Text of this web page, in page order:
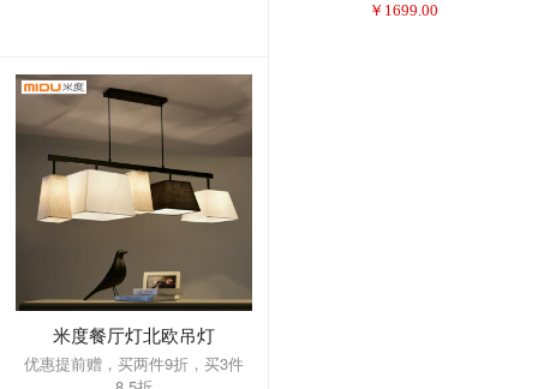
￥ 1699.00
米度餐厅灯北欧吊灯
优惠提前赠，买两件9折，买3件